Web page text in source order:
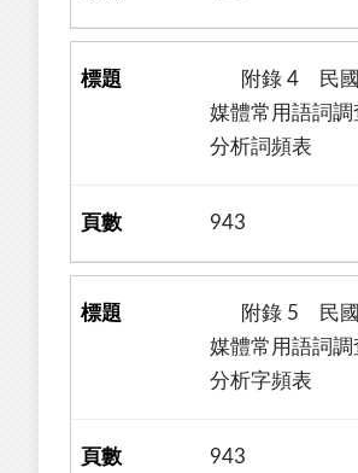
附錄 4 民國
媒體常用語詞
分析詞頻表
943
附錄 5 民國
媒體常用語詞
分析字頻表
943